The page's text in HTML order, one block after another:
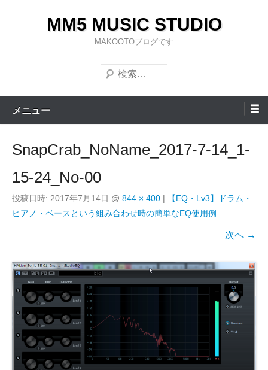
キ
MM5 MUSIC STUDIO
MAKOOTOブログです
検
索
メニュー
SnapCrab_NoName_2017-7-14_1-
15-24_No-00
投稿日時: 2017年7月14日 @ 844 × 400 |
【EQ・Lv3】ドラム・
ピアノ・ベースという組み合わせ時の簡単なEQ使用例
次へ →